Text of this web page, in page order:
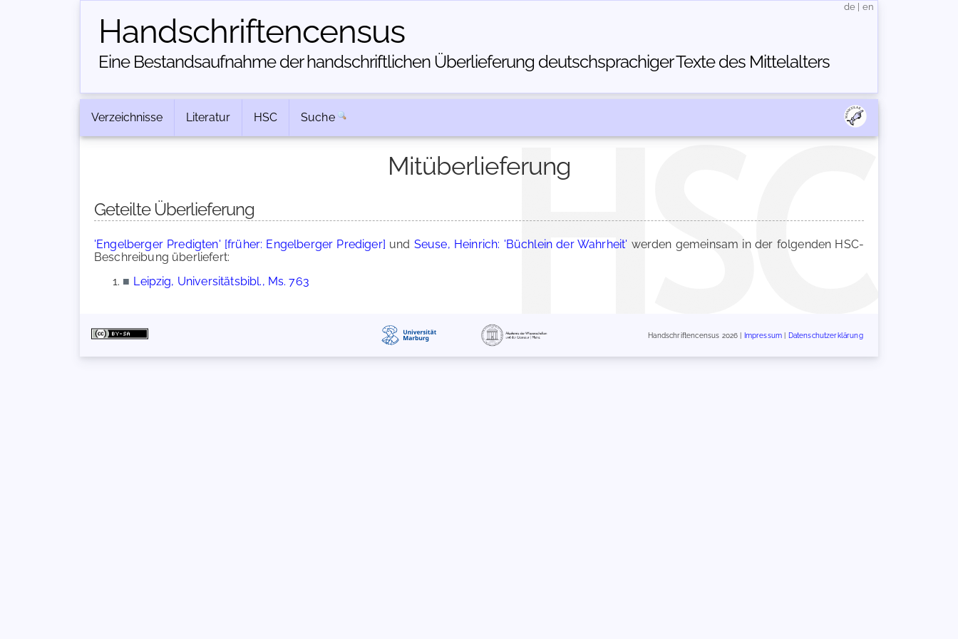
Handschriften­census
Eine Bestandsaufnahme der handschriftlichen Über­lieferung deutschsprachiger Texte des Mittelalters
de en
Verzeichnisse Literatur HSC Suche
Mitüberlieferung
Geteilte Überlieferung
'Engelberger Predigten' [früher: Engelberger Prediger] und Seuse, Heinrich: 'Büchlein der Wahrheit' werden gemeinsam in der folgenden HSC-
Beschreibung überliefert:
■ Leipzig, Universitätsbibl., Ms. 763
Handschriftencensus 2026 | Impressum Datenschutzerklärung